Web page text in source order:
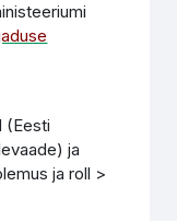
(Eesti
ja
ja roll >